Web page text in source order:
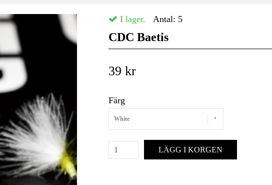
I lager. Antal: 5
CDC Baetis
39 kr
Färg
White
LÄGG I KORGEN